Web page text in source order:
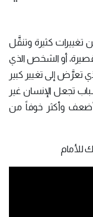
كثيرة وتنقَّل
أو الشخص الذي
تعرَّض إلى تغيير كبير
تجعل الإنسان غير
وأكثر خوفاً من